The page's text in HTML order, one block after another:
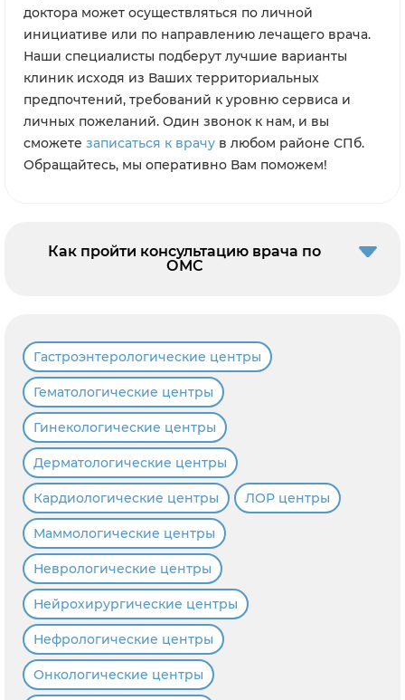
доктора может осуществляться по личной
инициативе или по направлению лечащего врача.
Наши специалисты подберут лучшие варианты
клиник исходя из Ваших территориальных
предпочтений, требований к уровню сервиса и
личных пожеланий. Один звонок к нам, и вы
сможете записаться к врачу в любом районе СПб.
Обращайтесь, мы оперативно Вам поможем!
Как пройти консультацию врача по
ОМС
Гастроэнтерологические центры
Гематологические центры
Гинекологические центры
Дерматологические центры
Кардиологические центры ЛОР центры
Маммологические центры
Неврологические центры
Нейрохирургические центры
Нефрологические центры
Онкологические центры